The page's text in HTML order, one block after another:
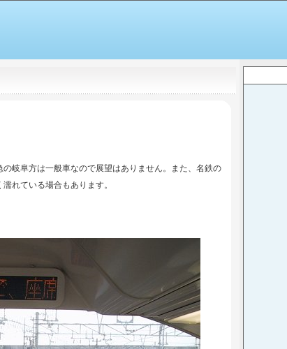
岐阜方は一般車なので展望はありません。また、名鉄の
れている場合もあります。